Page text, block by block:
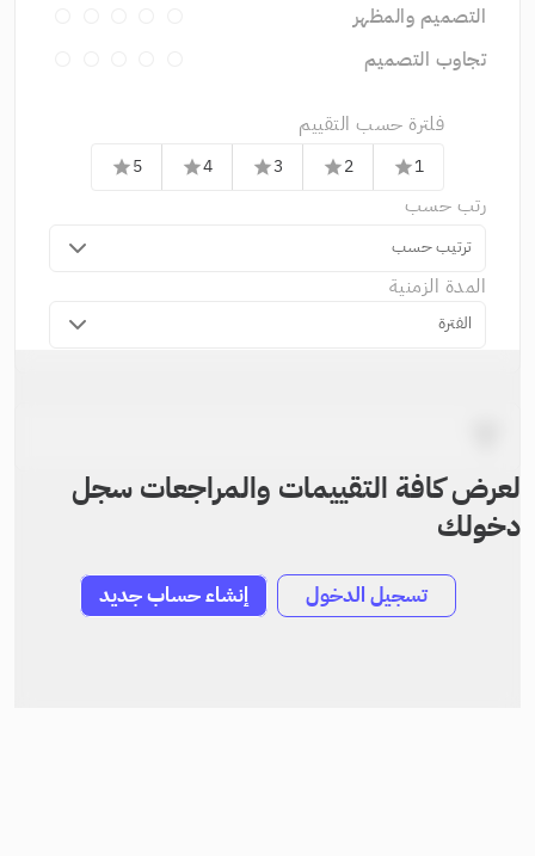
التصميم والمظهر
تجاوب التصميم
فلترة حسب التقييم
1
star
2
star
3
star
4
star
5
star
رتب حسب
ترتيب حسب
المدة الزمنية
الفترة
لعرض كافة التقييمات والمراجعات سجل
دخولك
تسجيل الدخول إنشاء حساب جديد